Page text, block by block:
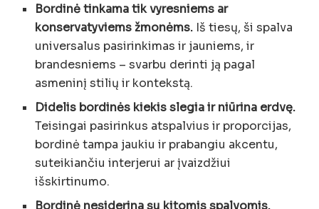
Bordinė tinkama tik vyresniems ar
konservatyviems žmonėms. Iš tiesų, ši spalva
universalus pasirinkimas ir jauniems, ir
brandesniems – svarbu derinti ją pagal
asmeninį stilių ir kontekstą.
Didelis bordinės kiekis slegia ir niūrina erdvę.
Teisingai pasirinkus atspalvius ir proporcijas,
bordinė tampa jaukiu ir prabangiu akcentu,
suteikiančiu interjerui ar įvaizdžiui
išskirtinumo.
Bordinė nesiderina su kitomis spalvomis.